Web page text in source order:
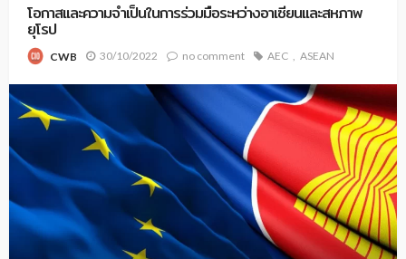
โอกาสและความจำเป็นในการร่วมมือระหว่างอาเซียนและสหภาพ
ยุโรป
CWB 30/10/2022 no comment AEC ASEAN